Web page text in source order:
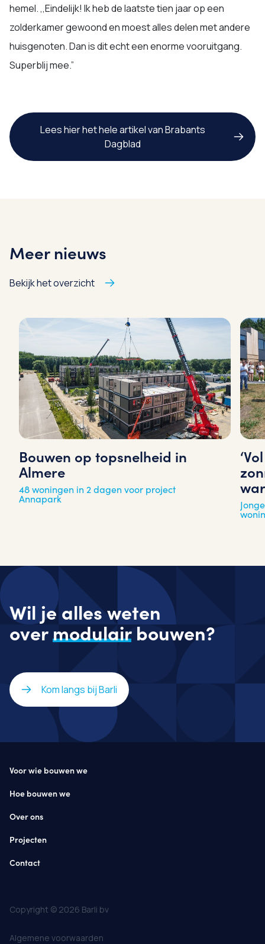
hemel. ,,Eindelijk! Ik heb de laatste tien jaar op een
zolderkamer gewoond en moest alles delen met andere
huisgenoten. Dan is dit echt een enorme vooruitgang.
Superblij mee.”
Lees hier het hele artikel van Brabants
Dagblad
Meer nieuws
Bekijk het overzicht
Bouwen op topsnelheid in
Almere
48 woningen in 2 dagen voor project
Annapark
Wil je alles weten
overmodulairbouwen?
Kom langs bij Barli
Voor wie bouwen we
Hoe bouwen we
Over ons
Projecten
Contact
Copyright © 2026 Barli bv
Algemene voorwaarden